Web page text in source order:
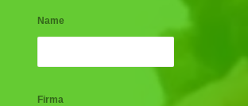
Name
Firma